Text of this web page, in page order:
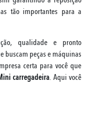
tão importantes para a
qualidade e pronto
buscam peças e máquinas
certa para você que
carregadeira. Aqui você